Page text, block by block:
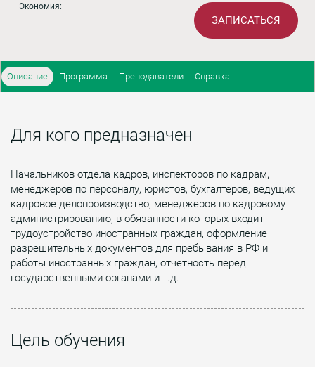
Экономия:
ЗАПИСАТЬСЯ
Описание Программа Преподаватели Справка
Для кого предназначен
Начальников отдела кадров, инспекторов по кадрам,
менеджеров по персоналу, юристов, бухгалтеров, ведущих
кадровое делопроизводство, менеджеров по кадровому
администрированию, в обязанности которых входит
трудоустройство иностранных граждан, оформление
разрешительных документов для пребывания в РФ и
работы иностранных граждан, отчетность перед
государственными органами и т.д.
Цель обучения